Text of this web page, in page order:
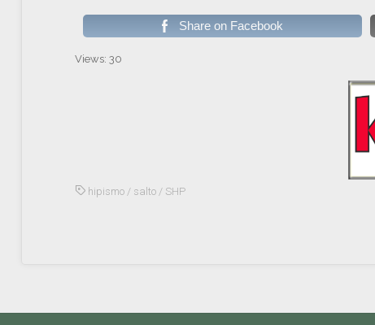
Share on Facebook
Views: 30
hipismo / salto / SHP